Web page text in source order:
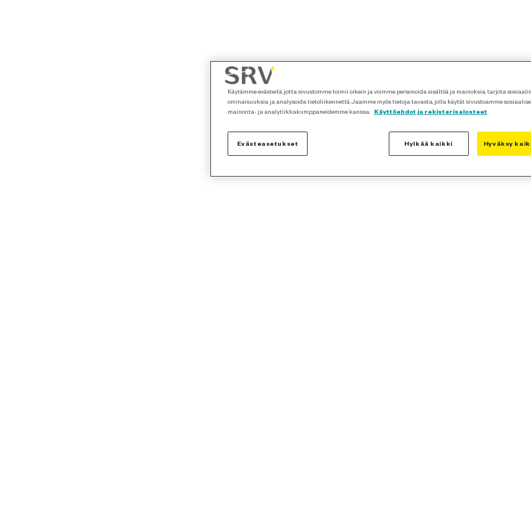
Käytämme evästeitä, jotta sivustomme toimii oikein ja voimme personoida sisältöä ja mainoksia, tarjota
ominaisuuksia ja analysoida tietoliikennettä. Jaamme myös tietoja tavasta, jolla käytät sivustoamme
mainonta- ja analytiikkakumppaneidemme kanssa.
Käyttöehdot ja rekisteriselosteet
Evästeasetukset Hylkää kaikki Hyväksy